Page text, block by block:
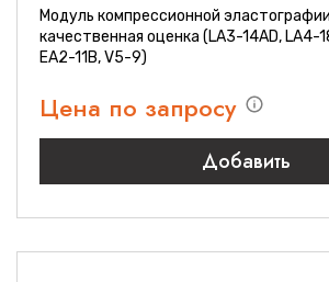
Модуль компрессионной
качественная оценка (LA3-14AD, LA4-
EA2-11B, V5-9)
Цена по запросу
Добавить